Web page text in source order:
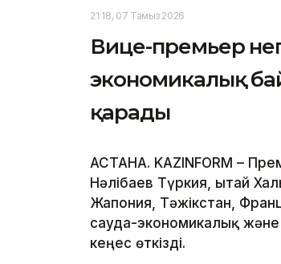
21:18, 07 Тамыз 2026
Вице-премьер
экономикалық
қарады
АСТАНА. KAZINFORM –
Нәлібаев Түркия, Қытай
Жапония, Тәжікстан,
сауда-экономикалық
кеңес өткізді.